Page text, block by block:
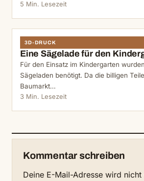
5 Min. Lesezeit
3D-DRUCK
Eine Sägelade für den
Für den Einsatz im Kindergarten
Sägeladen benötigt. Da die billigen
Baumarkt…
3 Min. Lesezeit
Kommentar schreiben
Deine E-Mail-Adresse wird